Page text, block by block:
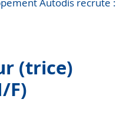
(trice)
F)